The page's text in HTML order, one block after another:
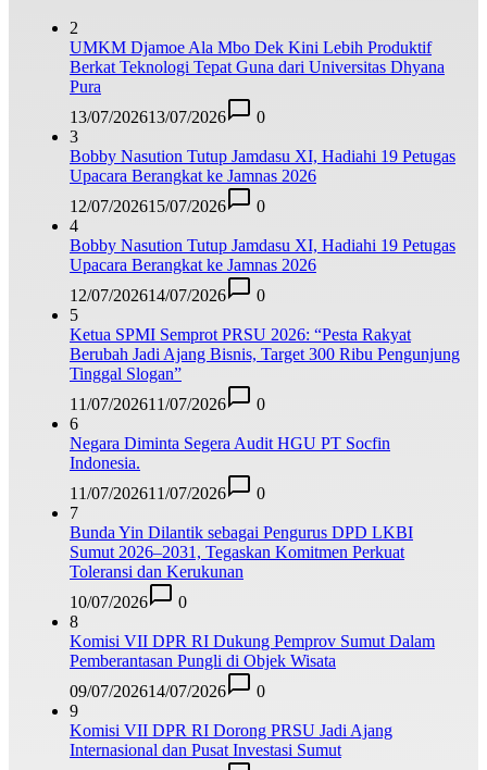
2
UMKM Djamoe Ala Mbo Dek Kini Lebih Produktif
Berkat Teknologi Tepat Guna dari Universitas Dhyana
Pura
13/07/202613/07/2026
0
3
Bobby Nasution Tutup Jamdasu XI, Hadiahi 19 Petugas
Upacara Berangkat ke Jamnas 2026
12/07/202615/07/2026
0
4
Bobby Nasution Tutup Jamdasu XI, Hadiahi 19 Petugas
Upacara Berangkat ke Jamnas 2026
12/07/202614/07/2026
0
5
Ketua SPMI Semprot PRSU 2026: “Pesta Rakyat
Berubah Jadi Ajang Bisnis, Target 300 Ribu Pengunjung
Tinggal Slogan”
11/07/202611/07/2026
0
6
Negara Diminta Segera Audit HGU PT Socfin
Indonesia.
11/07/202611/07/2026
0
7
Bunda Yin Dilantik sebagai Pengurus DPD LKBI
Sumut 2026–2031, Tegaskan Komitmen Perkuat
Toleransi dan Kerukunan
10/07/2026
0
8
Komisi VII DPR RI Dukung Pemprov Sumut Dalam
Pemberantasan Pungli di Objek Wisata
09/07/202614/07/2026
0
9
Komisi VII DPR RI Dorong PRSU Jadi Ajang
Internasional dan Pusat Investasi Sumut